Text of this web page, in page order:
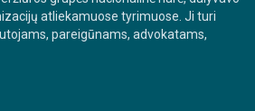
atliekamuose tyrimuose. Ji turi
pareigūnams, advokatams,